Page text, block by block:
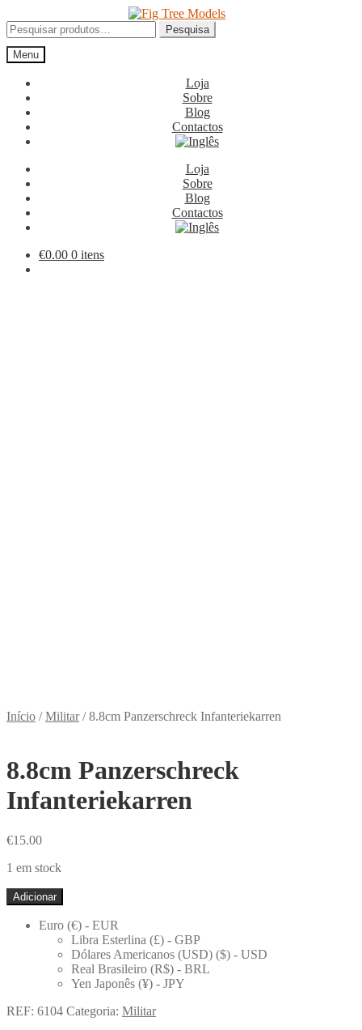
para
a
navegação
para
o
conteúdo
Pesquisar
por:
Pesquisa
Menu
Loja
Sobre
Blog
Contactos
Loja
Sobre
Blog
Contactos
€0.00 0 itens
Início /Militar/8.8cm Panzerschreck Infanteriekarren
8.8cm Panzerschreck
Infanteriekarren
€15.00
1 em stock
Quantidade
de
8.8cm
Panzerschreck
Infanteriekarren
Adicionar
Euro (€) - EUR
Libra Esterlina (£) - GBP
Dólares Americanos (USD) ($) - USD
Real Brasileiro (R$) - BRL
Yen Japonês (¥) - JPY
REF: 6104 Categoria: Militar